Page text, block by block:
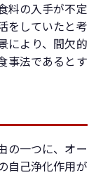
料の入手が不定
をしていたと考
により、間欠的
事法であるとす
の一つに、オー
自己浄化作用が